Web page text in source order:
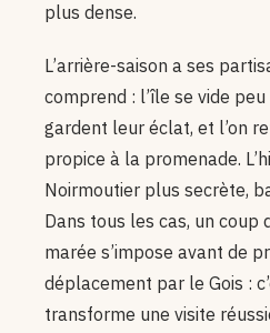
plus dense.
L’arrière-saison a ses
comprend : l’île se vide
gardent leur éclat, et l’on
propice à la promenade.
Noirmoutier plus secrète,
Dans tous les cas, un coup
marée s’impose avant de
déplacement par le Gois :
transforme une visite